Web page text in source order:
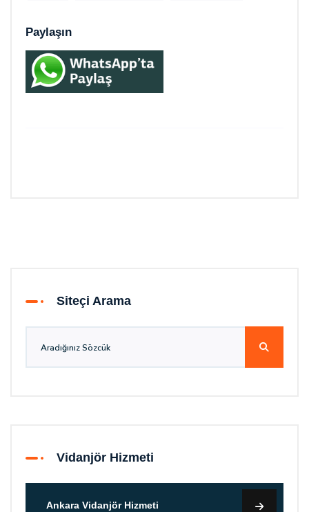
Paylaşın
Siteçi Arama
Vidanjör Hizmeti
Ankara Vidanjör Hizmeti